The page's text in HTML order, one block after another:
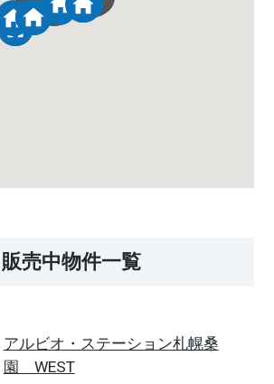
販売中物件一覧
アルビオ・ステーション札幌桑
園 WEST